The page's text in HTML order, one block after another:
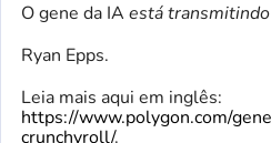
O gene da IA está
Ryan Epps.
Leia mais aqui em inglês:
https://www.polygon.com/
crunchyroll/.